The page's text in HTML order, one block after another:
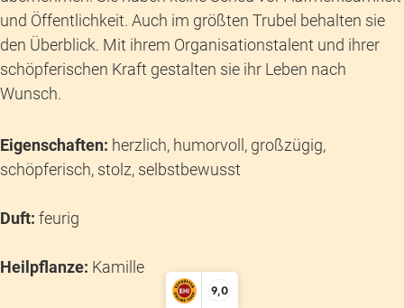
9,0
und Öffentlichkeit. Auch im größten Trubel behalten sie
den Überblick. Mit ihrem Organisationstalent und ihrer
schöpferischen Kraft gestalten sie ihr Leben nach
Wunsch.
Eigenschaften: herzlich, humorvoll, großzügig,
schöpferisch, stolz, selbstbewusst
Duft: feurig
Heilpflanze: Kamille